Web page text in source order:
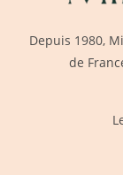
Depuis 1980,
de